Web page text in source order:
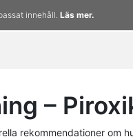
innehåll. Läs mer.
–
rekommendationer